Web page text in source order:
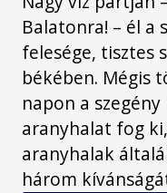
Balatonra! – él a
felesége, tisztes
békében. Mégis
napon a
aranyhalat fog
aranyhalak
három